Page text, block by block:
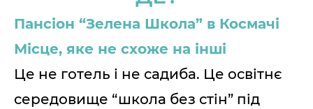
Пансіон “Зелена Школа” в Космачі
Місце, яке не схоже на інші
Це не готель і не садиба. Це освітнє
середовище “школа без стін” під